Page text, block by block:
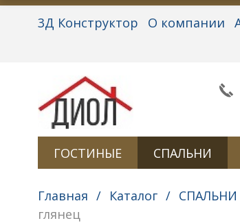
3Д Конструктор О компании
ГОСТИНЫЕ СПАЛЬНИ
Главная / Каталог / СПАЛЬНИ
глянец